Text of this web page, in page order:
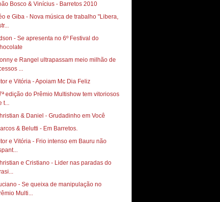
Bosco & Vinícius - Barretos 2010
e Giba - Nova música de trabalho "Libera,
- Se apresenta no 6º Festival do
e Rangel ultrapassam meio milhão de
...
e Vitória - Apoiam Mc Dia Feliz
edição do Prêmio Multishow tem vitoriosos
t...
& Daniel - Grudadinho em Você
& Belutti - Em Barretos.
e Vitória - Frio intenso em Bauru não
e Cristiano - Lider nas paradas do
- Se queixa de manipulação no
Multi...